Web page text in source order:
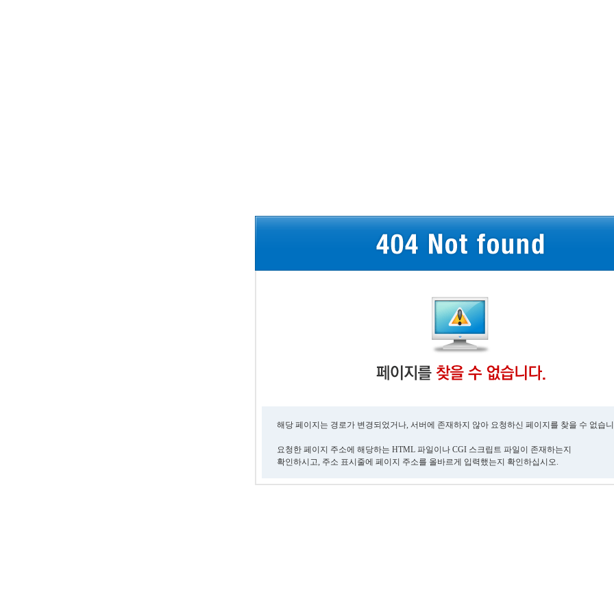
해당 페이지는 경로가 변경되었거나, 서버에 존재하지 않아 요청하신 페이지를 찾을 수 없습
요청한 페이지 주소에 해당하는 HTML 파일이나 CGI 스크립트 파일이 존재하는지
확인하시고, 주소 표시줄에 페이지 주소를 올바르게 입력했는지 확인하십시오.